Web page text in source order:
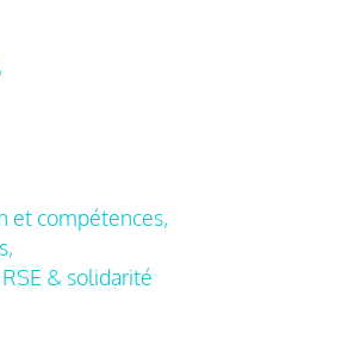
et compétences,
& solidarité